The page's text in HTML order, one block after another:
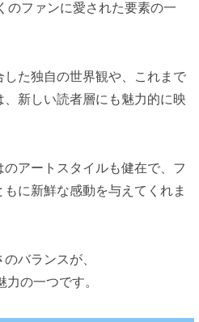
のファンに愛された要素の一
た独自の世界観や、これまで
新しい読者層にも魅力的に映
アートスタイルも健在で、フ
に新鮮な感動を与えてくれま
バランスが、
力の一つです。